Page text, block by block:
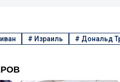
# Израиль # Дональд